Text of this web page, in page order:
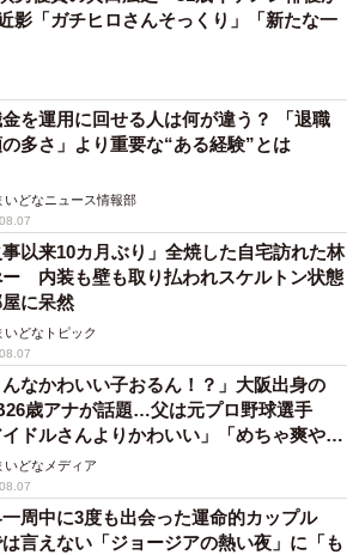
影「ガチヒロさんそっくり」「新たな一
を運用に回せる人は何が違う？ 「退職
多さ」より重要な“ある経験”とは
いどなニュース情報部
事以来10カ月ぶり」全焼した自宅訪れた林
内装も壁も取り払われスケルトン状態
に呆然
いどなトピック
んなかわいい子おるん！？」大阪出身の
歳アナが話題…父は元プロ野球選手
イドルさんよりかわいい」「めちゃ爽や
いどなメディア
周中に3度も出会った運命的カップル
言えない「ジョージアの熱い夜」に「も